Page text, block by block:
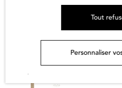
Tout
Personnaliser
.